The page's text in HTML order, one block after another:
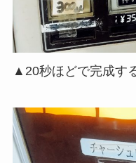
▲20秒ほどで完成す